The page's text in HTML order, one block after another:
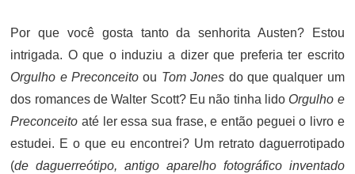
Por que você gosta tanto da senhorita Austen? Estou
intrigada. O que o induziu a dizer que preferia ter escrito
Orgulho e Preconceito ou Tom Jones do que qualquer um
dos romances de Walter Scott? Eu não tinha lido Orgulho e
Preconceito até ler essa sua frase, e então peguei o livro e
estudei. E o que eu encontrei? Um retrato daguerrotipado
(de daguerreótipo, antigo aparelho fotográfico inventado